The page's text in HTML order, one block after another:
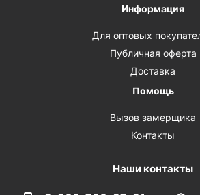
Информация
Для оптовых
Публичная оферта
Доставка
Помощь
Вызов замерщика
Контакты
Наши контакты